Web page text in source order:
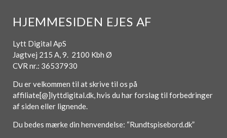
HJEMMESIDEN EJES AF
Lytt Digital ApS
Jagtvej 215 A, 9. 2100 Kbh Ø
CVR nr.: 36537930
Du er velkommen til at skrive til os på
affiliate[@]lyttdigital.dk, hvis du har forslag til forbedringer
af siden eller lignende.
Du bedes mærke din henvendelse: “Rundtspisebord.dk”